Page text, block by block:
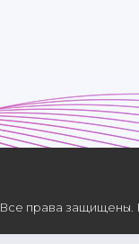
Все права защищены.